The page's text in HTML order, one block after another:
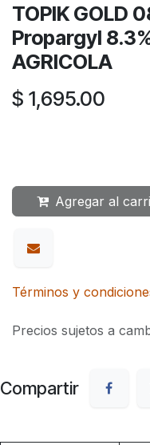
TOPIK GOLD
Propargyl
AGRICOLA
$ 1,695.00
Agregar al
Términos y
Precios sujetos a
Compartir